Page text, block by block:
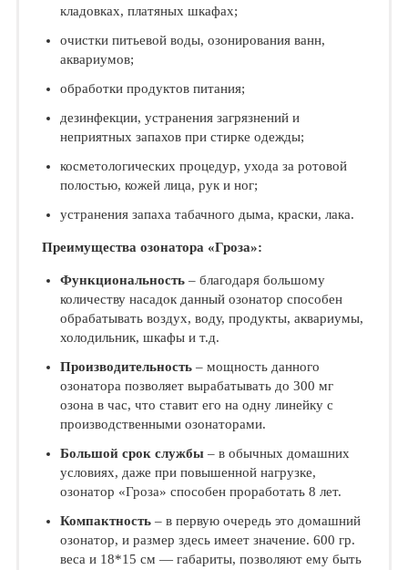
кладовках, платяных шкафах;
очистки питьевой воды, озонирования ванн,
аквариумов;
обработки продуктов питания;
дезинфекции, устранения загрязнений и
неприятных запахов при стирке одежды;
косметологических процедур, ухода за ротовой
полостью, кожей лица, рук и ног;
устранения запаха табачного дыма, краски, лака.
Преимущества озонатора «Гроза»:
Функциональность– благодаря большому
количеству насадок данный озонатор способен
обрабатывать воздух, воду, продукты, аквариумы,
холодильник, шкафы и т.д.
Производительность– мощность данного
озонатора позволяет вырабатывать до 300 мг
озона в час, что ставит его на одну линейку с
производственными озонаторами.
Большой срок службы– в обычных домашних
условиях, даже при повышенной нагрузке,
озонатор «Гроза» способен проработать 8 лет.
Компактность– в первую очередь это домашний
озонатор, и размер здесь имеет значение. 600 гр.
веса и 18*15 см — габариты, позволяют ему быть